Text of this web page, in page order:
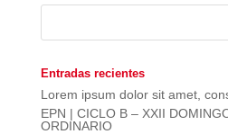
Entradas recientes
Lorem ipsum dolor sit amet,
EPN | CICLO B – XXII
ORDINARIO